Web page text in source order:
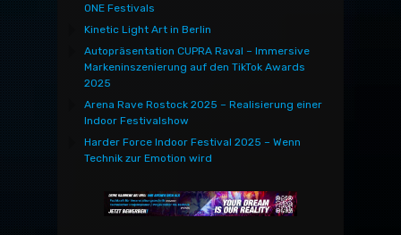
ONE Festivals
Kinetic Light Art in Berlin
Autopräsentation CUPRA Raval – Immersive
Markeninszenierung auf den TikTok Awards
2025
Arena Rave Rostock 2025 – Realisierung einer
Indoor Festivalshow
Harder Force Indoor Festival 2025 – Wenn
Technik zur Emotion wird